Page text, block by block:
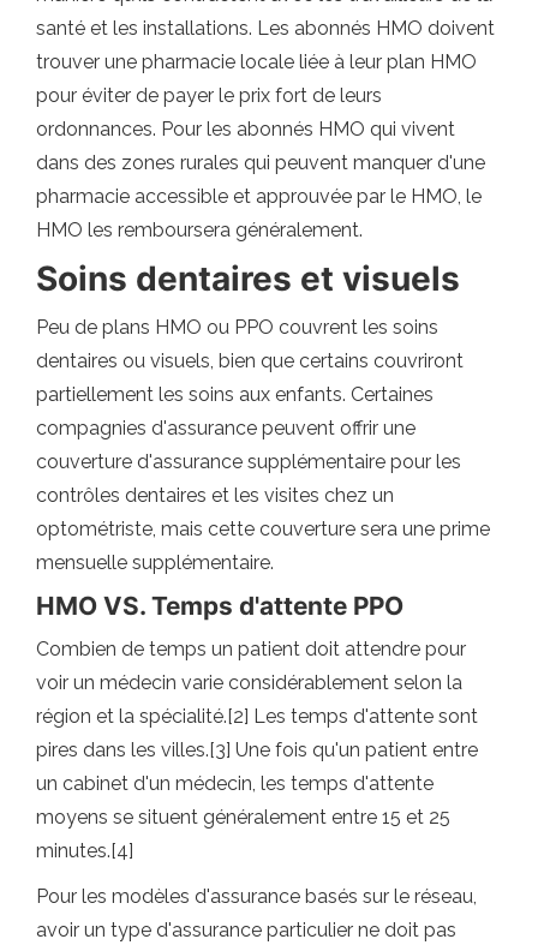
santé et les installations. Les abonnés HMO doivent
trouver une pharmacie locale liée à leur plan HMO
pour éviter de payer le prix fort de leurs
ordonnances. Pour les abonnés HMO qui vivent
dans des zones rurales qui peuvent manquer d'une
pharmacie accessible et approuvée par le HMO, le
HMO les remboursera généralement.
Soins dentaires et visuels
Peu de plans HMO ou PPO couvrent les soins
dentaires ou visuels, bien que certains couvriront
partiellement les soins aux enfants. Certaines
compagnies d'assurance peuvent offrir une
couverture d'assurance supplémentaire pour les
contrôles dentaires et les visites chez un
optométriste, mais cette couverture sera une prime
mensuelle supplémentaire.
HMO VS. Temps d'attente PPO
Combien de temps un patient doit attendre pour
voir un médecin varie considérablement selon la
région et la spécialité.[2] Les temps d'attente sont
pires dans les villes.[3] Une fois qu'un patient entre
un cabinet d'un médecin, les temps d'attente
moyens se situent généralement entre 15 et 25
minutes.[4]
Pour les modèles d'assurance basés sur le réseau,
avoir un type d'assurance particulier ne doit pas